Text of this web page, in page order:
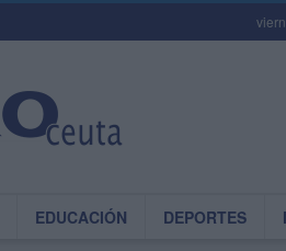
EDUCACIÓN DEPORTES